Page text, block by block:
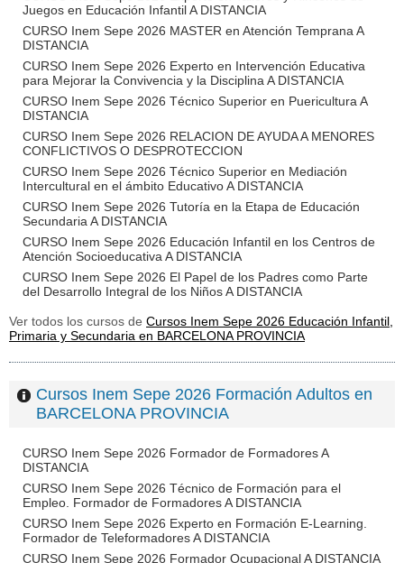
Juegos en Educación Infantil A DISTANCIA
CURSO Inem Sepe 2026 MASTER en Atención Temprana A
DISTANCIA
CURSO Inem Sepe 2026 Experto en Intervención Educativa
para Mejorar la Convivencia y la Disciplina A DISTANCIA
CURSO Inem Sepe 2026 Técnico Superior en Puericultura A
DISTANCIA
CURSO Inem Sepe 2026 RELACION DE AYUDA A MENORES
CONFLICTIVOS O DESPROTECCION
CURSO Inem Sepe 2026 Técnico Superior en Mediación
Intercultural en el ámbito Educativo A DISTANCIA
CURSO Inem Sepe 2026 Tutoría en la Etapa de Educación
Secundaria A DISTANCIA
CURSO Inem Sepe 2026 Educación Infantil en los Centros de
Atención Socioeducativa A DISTANCIA
CURSO Inem Sepe 2026 El Papel de los Padres como Parte
del Desarrollo Integral de los Niños A DISTANCIA
Ver todos los cursos de Cursos Inem Sepe 2026 Educación Infantil,
Primaria y Secundaria en BARCELONA PROVINCIA
Cursos Inem Sepe 2026 Formación Adultos en
BARCELONA PROVINCIA
CURSO Inem Sepe 2026 Formador de Formadores A
DISTANCIA
CURSO Inem Sepe 2026 Técnico de Formación para el
Empleo. Formador de Formadores A DISTANCIA
CURSO Inem Sepe 2026 Experto en Formación E-Learning.
Formador de Teleformadores A DISTANCIA
CURSO Inem Sepe 2026 Formador Ocupacional A DISTANCIA